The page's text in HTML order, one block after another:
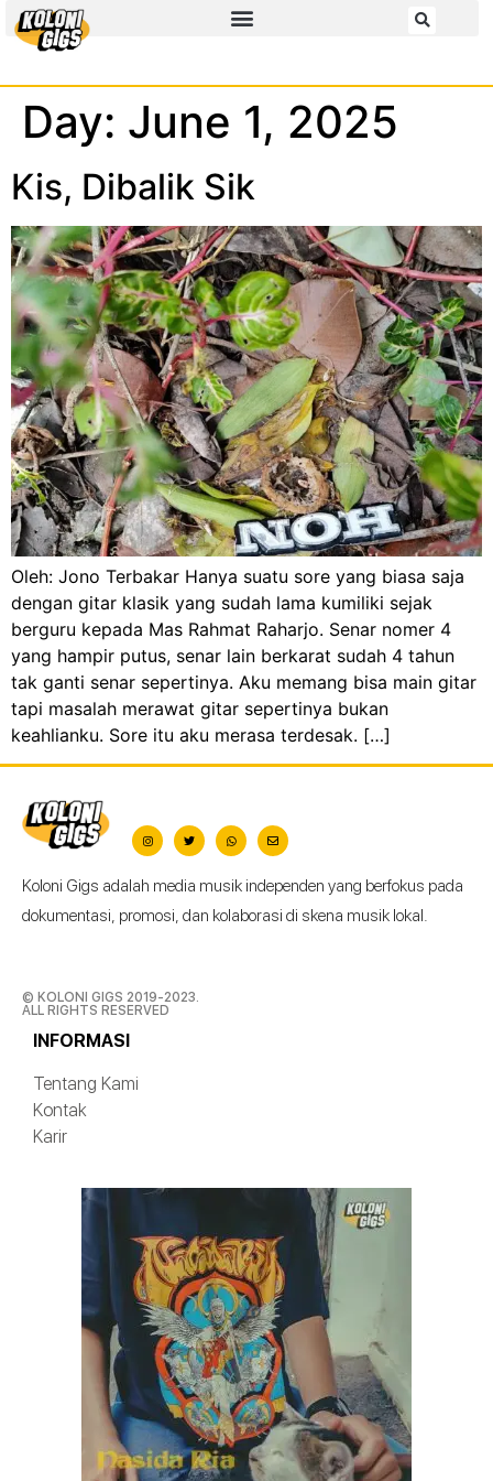
Day: June 1, 2025
Kis, Dibalik Sik
Oleh: Jono Terbakar Hanya suatu sore yang biasa saja
dengan gitar klasik yang sudah lama kumiliki sejak
berguru kepada Mas Rahmat Raharjo. Senar nomer 4
yang hampir putus, senar lain berkarat sudah 4 tahun
tak ganti senar sepertinya. Aku memang bisa main gitar
tapi masalah merawat gitar sepertinya bukan
keahlianku. Sore itu aku merasa terdesak. […]
Koloni Gigs adalah media musik independen yang berfokus pada
dokumentasi, promosi, dan kolaborasi di skena musik lokal.
© KOLONI GIGS 2019-2023.
ALL RIGHTS RESERVED
INFORMASI
Tentang Kami
Kontak
Karir